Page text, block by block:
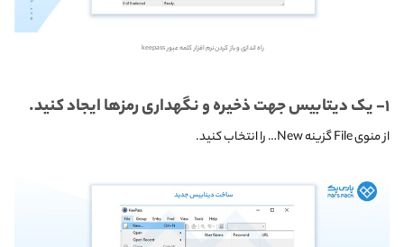
راه اندازی و باز کردن نرم افزار کلمه عبور keepass
۱- یک دیتابیس جهت ذخیره و نگهداری رمزها ایجاد کنید.
از منوی File گزینه New… را انتخاب کنید.